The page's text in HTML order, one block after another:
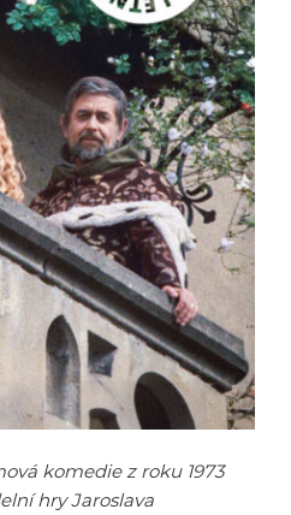
komedie z roku 1973
hry Jaroslava